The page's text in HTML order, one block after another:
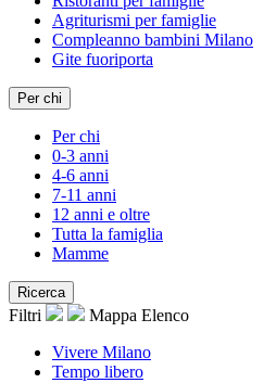
Agriturismi per famiglie
Compleanno bambini Milano
Gite fuoriporta
Per chi
Per chi
0-3 anni
4-6 anni
7-11 anni
12 anni e oltre
Tutta la famiglia
Mamme
Ricerca
Filtri Mappa Elenco
Vivere Milano
Tempo libero